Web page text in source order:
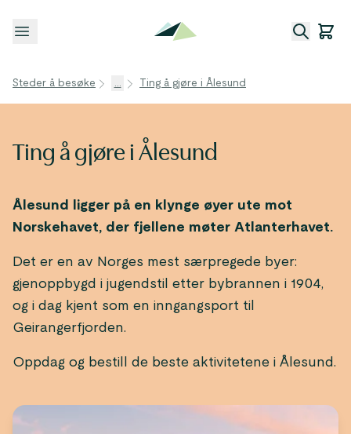
Åpne meny
Steder å besøke ... Ting å gjøre i Ålesund
Ting å gjøre i Ålesund
Ålesund ligger på en klynge øyer ute mot
Norskehavet, der fjellene møter Atlanterhavet.
Det er en av Norges mest særpregede byer:
gjenoppbygd i jugendstil etter bybrannen i 1904,
og i dag kjent som en inngangsport til
Geirangerfjorden.
Oppdag og bestill de beste aktivitetene i Ålesund.